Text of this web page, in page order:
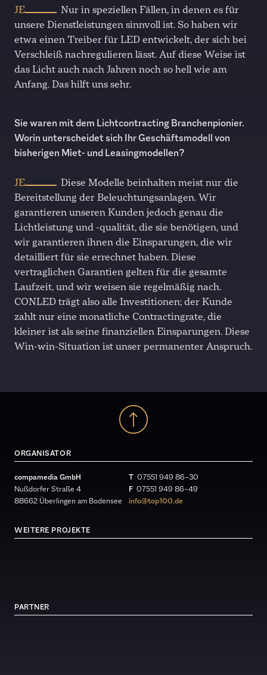
JE
Nur in speziellen Fällen, in denen es für
unsere Dienstleistungen sinnvoll ist. So haben wir
etwa einen Treiber für LED entwickelt, der sich bei
Verschleiß nachregulieren lässt. Auf diese Weise ist
das Licht auch nach Jahren noch so hell wie am
Anfang. Das hilft uns sehr.
Sie waren mit dem Lichtcontracting Branchenpionier.
Worin unterscheidet sich Ihr Geschäftsmodell von
bisherigen Miet- und Leasingmodellen?
JE
Diese Modelle beinhalten meist nur die
Bereitstellung der Beleuchtungsanlagen. Wir
garantieren unseren Kunden jedoch genau die
Lichtleistung und -qualität, die sie benötigen, und
wir garantieren ihnen die Einsparungen, die wir
detailliert für sie errechnet haben. Diese
vertraglichen Garantien gelten für die gesamte
Laufzeit, und wir weisen sie regelmäßig nach.
CONLED trägt also alle Investitionen; der Kunde
zahlt nur eine monatliche Contractingrate, die
kleiner ist als seine finanziellen Einsparungen. Diese
Win-win-Situation ist unser permanenter Anspruch.
ORGANISATOR
compamedia GmbH
Nußdorfer Straße 4
88662 Überlingen am Bodensee
T 07551 949 86 – 30
F 07551 949 86 – 49
info@top100.de
WEITERE PROJEKTE
PARTNER